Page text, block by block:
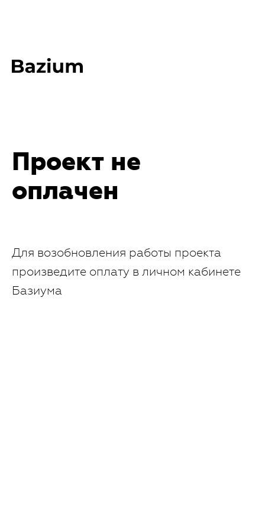
Проект не
оплачен
Для возобновления работы проекта
произведите оплату в личном кабинете
Базиума